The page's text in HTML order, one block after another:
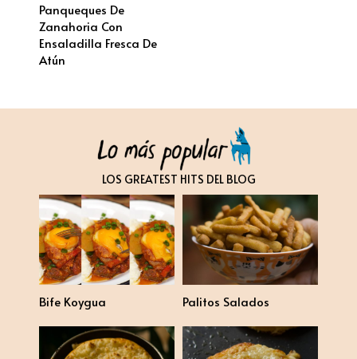
Panqueques De
Zanahoria Con
Ensaladilla Fresca De
Atún
LOS GREATEST HITS DEL BLOG
Bife Koygua Palitos Salados